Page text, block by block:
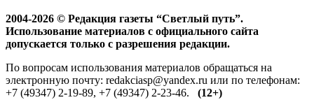
2004-2026 © Редакция газеты “Светлый путь”.
Использование материалов с официального сайта
допускается только с разрешения редакции.
По вопросам использования материалов обращаться на
электронную почту: redakciasp@yandex.ru или по телефонам:
+7 (49347) 2-19-89, +7 (49347) 2-23-46. (12+)